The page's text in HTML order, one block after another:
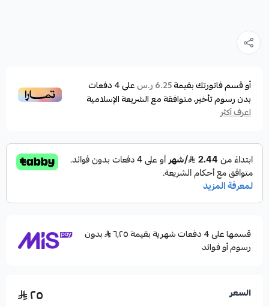
أو قسم فاتورتك بقيمة6.25 ر.س على4دفعات
بدون رسوم تأخير، متوافقة مع الشريعة الإسلامية
اعرف أكثر
قسمها على 4 دفعات شهرية بقيمة ٦٫٢٥
بدون
رسوم أو فوائد
السعر ٢٥